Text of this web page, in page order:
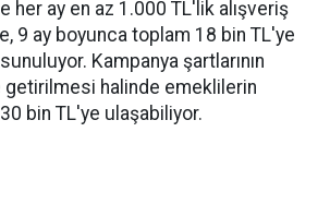
her ay en az 1.000 TL'lik alışveriş
9 ay boyunca toplam 18 bin TL'ye
Kampanya şartlarının
getirilmesi halinde emeklilerin
bin TL'ye ulaşabiliyor.